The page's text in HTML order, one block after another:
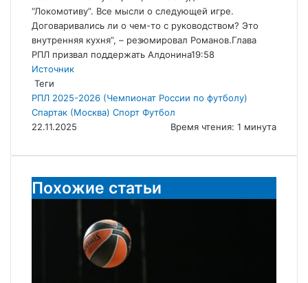
“Локомотиву”. Все мысли о следующей игре.
Договаривались ли о чем-то с руководством? Это
внутренняя кухня”, – резюмировал Романов.Глава
РПЛ призвал поддержать Алдонина19:58
Источник
Теги
РПЛ 2025-2026 (Чемпионат России по футболу)
Спартак (Москва) Спорт Футбол
22.11.2025
Время чтения: 1 минута
Похожие статьи